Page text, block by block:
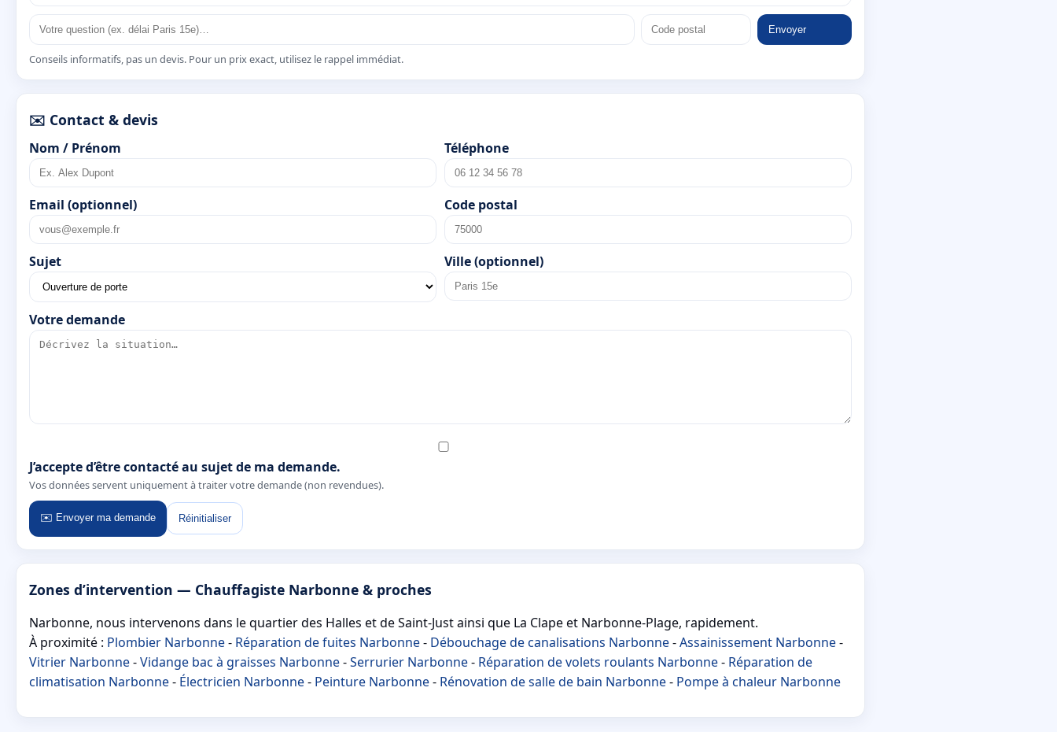
Envoyer
Conseils informatifs, pas un devis. Pour un prix exact, utilisez le rappel immédiat.
✉️ Contact & devis
Nom / Prénom Téléphone
Email (optionnel) Code postal
Sujet Ville (optionnel)
Votre demande
J’accepte d’être contacté au sujet de ma demande.
Vos données servent uniquement à traiter votre demande (non revendues).
✉️ Envoyer ma demande Réinitialiser
Zones d’intervention — Chauffagiste Narbonne & proches
Narbonne, nous intervenons dans le quartier des Halles et de Saint-Just ainsi que La Clape et Narbonne-Plage, rapidement.
À proximité : Plombier Narbonne- Réparation de fuites Narbonne- Débouchage de canalisations Narbonne-Assainissement Narbonne-
Vitrier Narbonne-Vidange bac à graisses Narbonne-Serrurier Narbonne- Réparation de volets roulants Narbonne- Réparation de
climatisation Narbonne- Électricien Narbonne- Peinture Narbonne- Rénovation de salle de bain Narbonne- Pompe à chaleur Narbonne